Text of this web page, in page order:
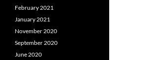
February 2021
January 2021
November 2020
September 2020
June 2020